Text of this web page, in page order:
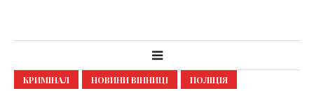
КРИМІНАЛ НОВИНИ ВІННИЦІ ПОЛІЦІЯ